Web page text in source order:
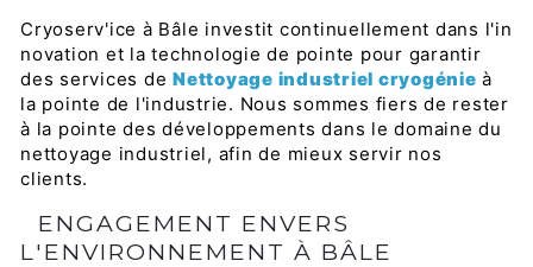
Cryoserv'ice à Bâle investit continuellement dans l'in
novation et la technologie de pointe pour garantir
des services de Nettoyage industriel cryogénie à
la pointe de l'industrie. Nous sommes fiers de rester
à la pointe des développements dans le domaine du
nettoyage industriel, afin de mieux servir nos
clients.
ENGAGEMENT ENVERS
L'ENVIRONNEMENT À BÂLE